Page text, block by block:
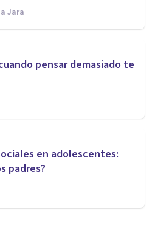
Jara
pensar demasiado te
en adolescentes:
padres?